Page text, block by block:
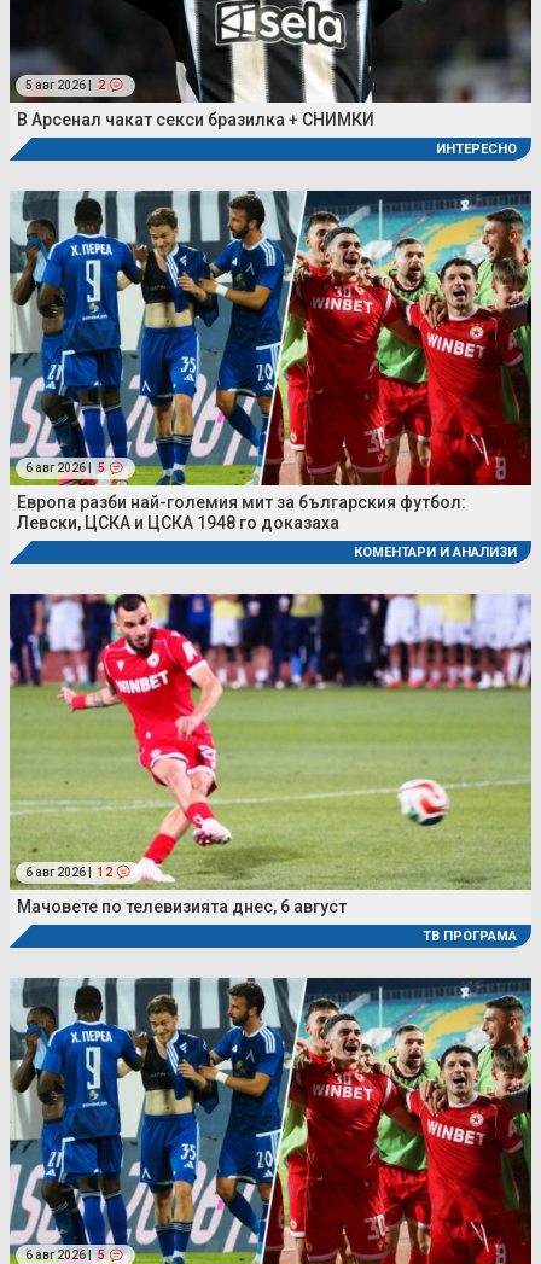
5 авг 2026 | 2
В Арсенал чакат секси бразилка + СНИМКИ
ИНТЕРЕСНО
6 авг 2026 | 5
Европа разби най-големия мит за българския футбол:
Левски, ЦСКА и ЦСКА 1948 го доказаха
КОМЕНТАРИ И АНАЛИЗИ
6 авг 2026 | 12
Мачовете по телевизията днес, 6 август
ТВ ПРОГРАМА
6 авг 2026 | 5